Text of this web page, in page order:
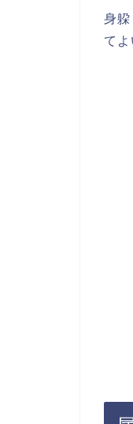
身躱
てよ